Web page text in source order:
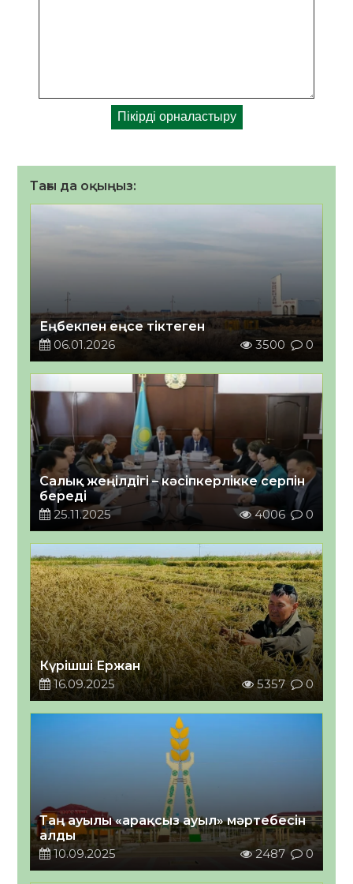
Тағы да оқыңыз:
Еңбекпен еңсе тіктеген
06.01.2026
3500 0
Салық жеңілдігі – кәсіпкерлікке серпін
береді
25.11.2025
4006 0
Күрішші Ержан
16.09.2025
5357 0
Таң ауылы «арақсыз ауыл» мәртебесін
алды
10.09.2025
2487 0